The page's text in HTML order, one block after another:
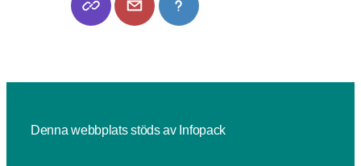
Denna webbplats stöds av Infopack